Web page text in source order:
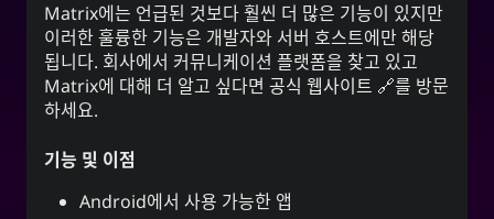
Matrix에는 언급된 것보다 훨씬 더 많은 기능이 있지만
이러한 훌륭한 기능은 개발자와 서버 호스트에만 해당
됩니다. 회사에서 커뮤니케이션 플랫폼을 찾고 있고
Matrix에 대해 더 알고 싶다면 공식 웹사이트
를 방문
하세요.
기능 및 이점
Android에서 사용 가능한 앱